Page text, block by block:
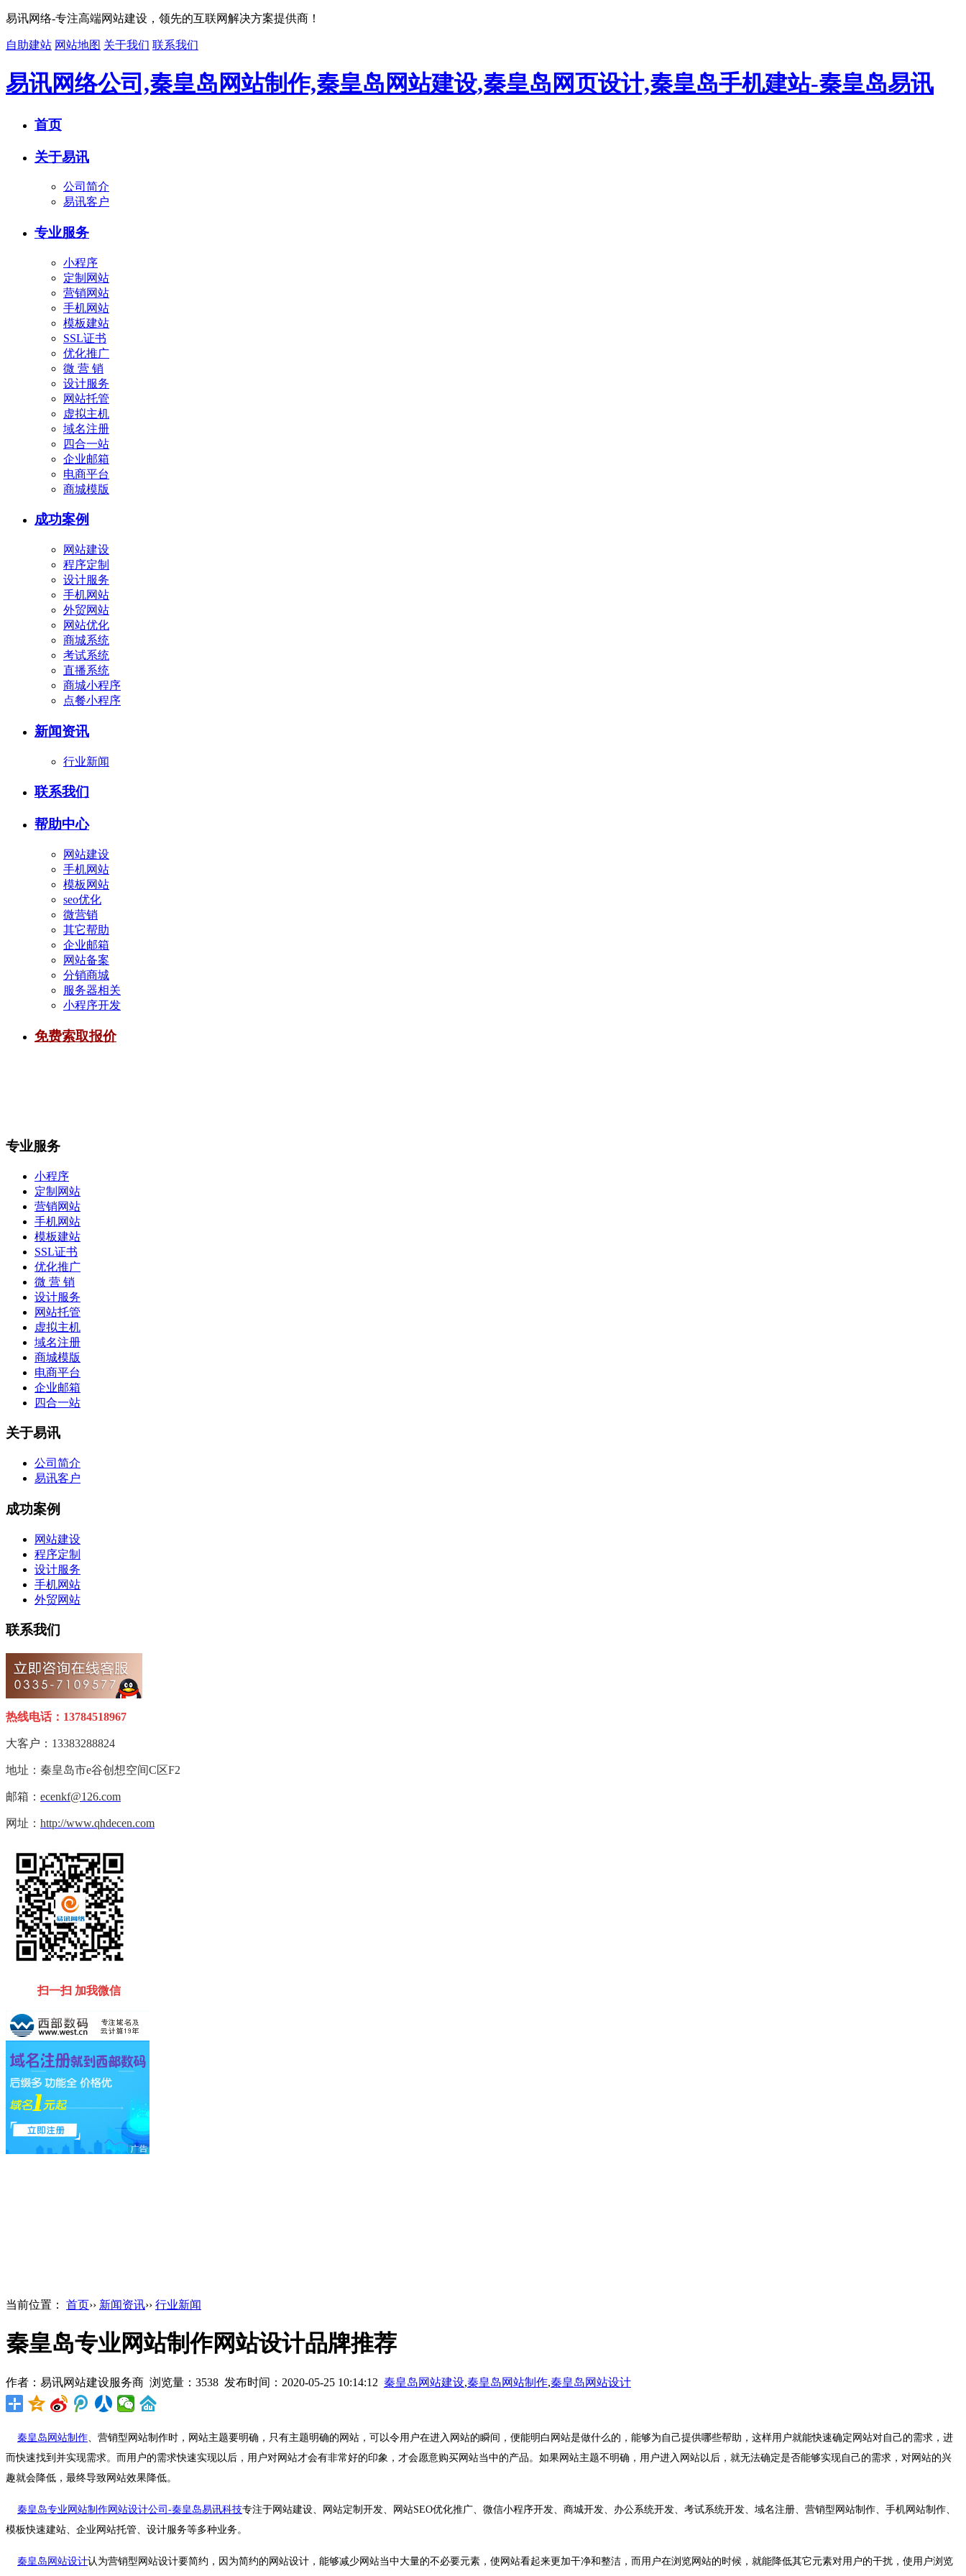
易讯网络-专注高端网站建设，领先的互联网解决方案提供商！
自助建站 网站地图 关于我们 联系我们
易讯网络公司,秦皇岛网站制作,秦皇岛网站建设,秦皇岛网页设计,秦皇岛手机建站-秦皇岛易讯
首页
关于易讯
公司简介
易讯客户
专业服务
小程序
定制网站
营销网站
手机网站
模板建站
SSL证书
优化推广
微 营 销
设计服务
网站托管
虚拟主机
域名注册
四合一站
企业邮箱
电商平台
商城模版
成功案例
网站建设
程序定制
设计服务
手机网站
外贸网站
网站优化
商城系统
考试系统
直播系统
商城小程序
点餐小程序
新闻资讯
行业新闻
联系我们
帮助中心
网站建设
手机网站
模板网站
seo优化
微营销
其它帮助
企业邮箱
网站备案
分销商城
服务器相关
小程序开发
免费索取报价
专业服务
小程序
定制网站
营销网站
手机网站
模板建站
SSL证书
优化推广
微 营 销
设计服务
网站托管
虚拟主机
域名注册
商城模版
电商平台
企业邮箱
四合一站
关于易讯
公司简介
易讯客户
成功案例
网站建设
程序定制
设计服务
手机网站
外贸网站
联系我们
热线电话：13784518967
大客户：13383288824
地址：秦皇岛市e谷创想空间C区F2
邮箱： ecenkf@126.com
网址： http://www.qhdecen.com
扫一扫 加我微信
当前位置： 首页›› 新闻资讯›› 行业新闻
秦皇岛专业网站制作网站设计品牌推荐
作者：易讯网站建设服务商 浏览量：3538 发布时间：2020-05-25 10:14:12 秦皇岛网站建设,秦皇岛网站制作,秦皇岛网站设计
秦皇岛网站制作 、营销型网站制作时， 网站主题要明确 ，只有主题明确的网站，可以令用户在进入网站的瞬间，便能明白网站是做什么的，能够为自己提供哪些帮助，这样用户就能快速确定网站对自己的需求，进
而快速找到并实现需求。而用户的需求快速实现以后，用户对网站才会有非常好的印象，才会愿意购买网站当中的产品。如果网站主题不明确，用户进入网站以后，就无法确定是否能够实现自己的需求，对网站的兴
趣就会降低，最终导致网站效果降低。
秦皇岛专业网站制作网站设计公司-秦皇岛易讯科技专注于网站建设、网站定制开发、网站SEO优化推广、微信小程序开发、商城开发、办公系统开发、考试系统开发、域名注册、营销型网站制作、手机网站制作、
模板快速建站、企业网站托管、设计服务等多种业务。
秦皇岛网站设计认为营销型 网站设计要简约 ，因为简约的网站设计，能够减少网站当中大量的不必要元素，使网站看起来更加干净和整洁，而用户在浏览网站的时候，就能降低其它元素对用户的干扰，使用户浏览